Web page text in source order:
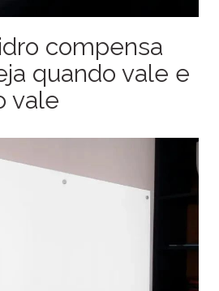
compensa
quando vale e
vale